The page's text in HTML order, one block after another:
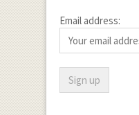
Email address: